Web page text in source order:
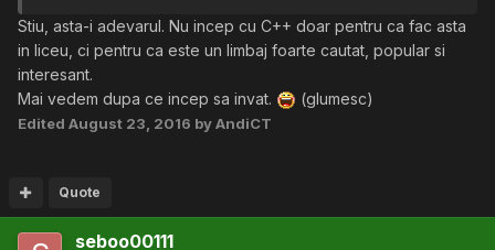
Stiu, asta-i adevarul. Nu incep cu C++ doar pentru ca fac asta
in liceu, ci pentru ca este un limbaj foarte cautat, popular si
interesant.
Mai vedem dupa ce incep sa invat.
(glumesc)
Edited August 23, 2016 by AndiCT
Quote
seboo00111